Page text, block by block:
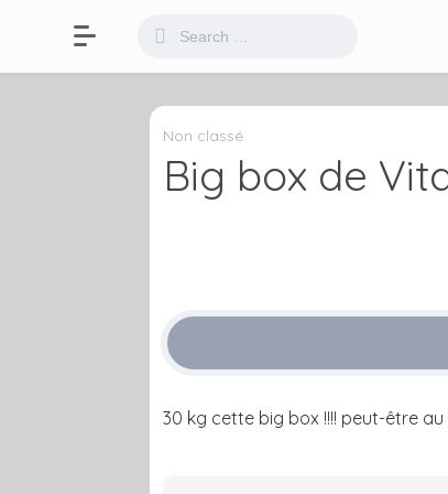
Non classé
Big box de
30 kg cette big box !!!! peut-être